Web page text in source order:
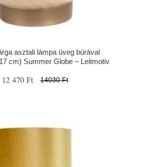
asztali lámpa üveg búrával
cm) Summer Globe – Leitmotiv
12 470 Ft 14030 Ft